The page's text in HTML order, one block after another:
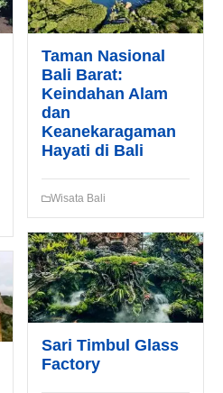
Taman Nasional
Bali Barat:
Keindahan Alam
dan
Keanekaragaman
Hayati di Bali
Wisata Bali
Sari Timbul Glass
Factory